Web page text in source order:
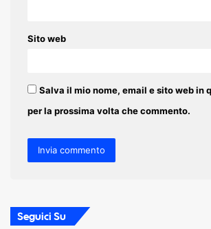
Sito web
Salva il mio nome, email e sito web in
per la prossima volta che commento.
Seguici Su